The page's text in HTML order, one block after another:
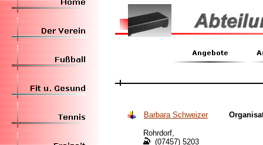
Barbara Schweizer
Rohrdorf,
(07457) 5203